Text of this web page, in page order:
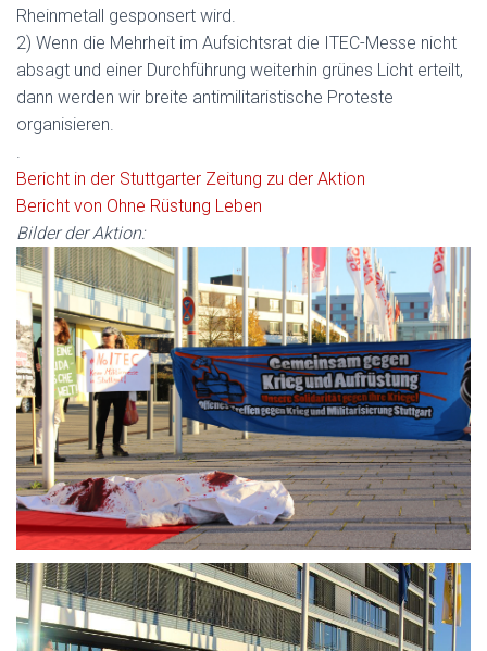
Rheinmetall gesponsert wird.
2) Wenn die Mehrheit im Aufsichtsrat die ITEC-Messe nicht
absagt und einer Durchführung weiterhin grünes Licht erteilt,
dann werden wir breite antimilitaristische Proteste
organisieren.
.
Bericht in der Stuttgarter Zeitung zu der Aktion
Bericht von Ohne Rüstung Leben
Bilder der Aktion: